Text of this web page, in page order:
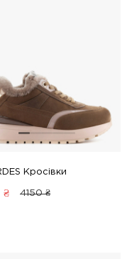
Кросівки
₴ 4150 ₴